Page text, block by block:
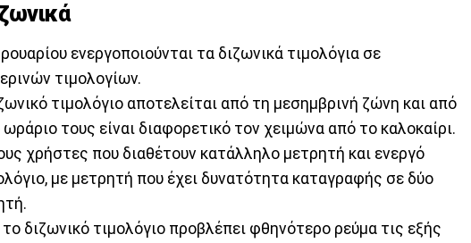
ενεργοποιούνται τα διζωνικά τιμολόγια σε
τιμολογίων.
τιμολόγιο αποτελείται από τη μεσημβρινή ζώνη και από
τους είναι διαφορετικό τον χειμώνα από το καλοκαίρι.
χρήστες που διαθέτουν κατάλληλο μετρητή και ενεργό
με μετρητή που έχει δυνατότητα καταγραφής σε δύο
διζωνικό τιμολόγιο προβλέπει φθηνότερο ρεύμα τις εξής